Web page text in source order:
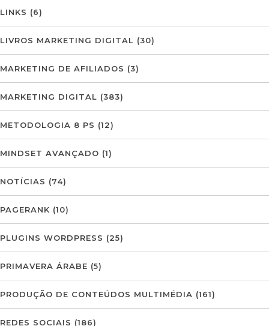
LINKS (6)
LIVROS MARKETING DIGITAL (30)
MARKETING DE AFILIADOS (3)
MARKETING DIGITAL (383)
METODOLOGIA 8 PS (12)
MINDSET AVANÇADO (1)
NOTÍCIAS (74)
PAGERANK (10)
PLUGINS WORDPRESS (25)
PRIMAVERA ÁRABE (5)
PRODUÇÃO DE CONTEÚDOS MULTIMÉDIA (161)
REDES SOCIAIS (186)